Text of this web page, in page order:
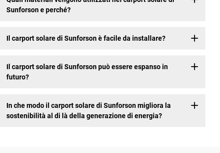
Sunforson e perché?
Il carport solare di Sunforson è facile da installare?
Il carport solare di Sunforson può essere espanso in
futuro?
In che modo il carport solare di Sunforson migliora la
sostenibilità al di là della generazione di energia?